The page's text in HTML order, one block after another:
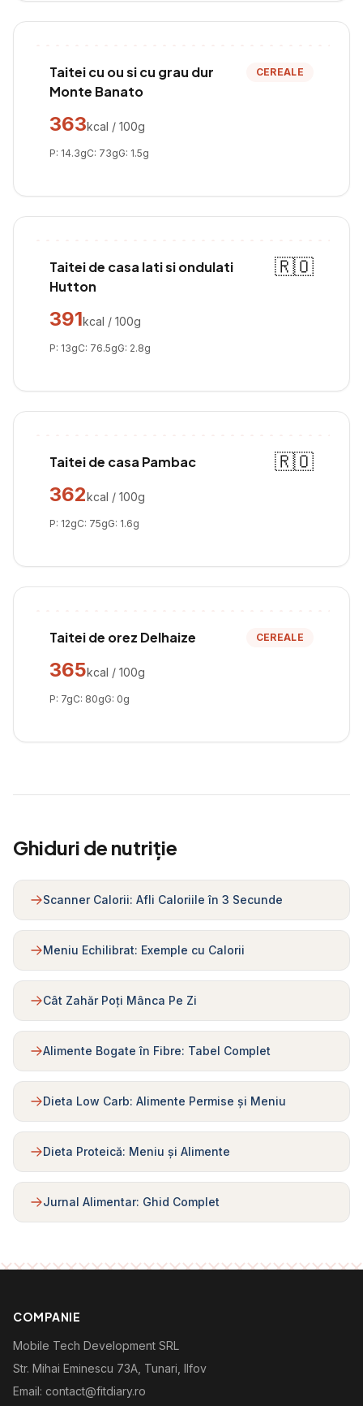
Taitei cu ou si cu grau dur
Monte Banato
CEREALE
363kcal / 100g
P: 14.3gC: 73gG: 1.5g
Taitei de casa lati si ondulati
Hutton
🇷🇴
391kcal / 100g
P: 13gC: 76.5gG: 2.8g
Taitei de casa Pambac
🇷🇴
362kcal / 100g
P: 12gC: 75gG: 1.6g
Taitei de orez Delhaize CEREALE
365kcal / 100g
P: 7gC: 80gG: 0g
Ghiduri de nutriție
Scanner Calorii: Afli Caloriile în 3 Secunde
Meniu Echilibrat: Exemple cu Calorii
Cât Zahăr Poți Mânca Pe Zi
Alimente Bogate în Fibre: Tabel Complet
Dieta Low Carb: Alimente Permise și Meniu
Dieta Proteică: Meniu și Alimente
Jurnal Alimentar: Ghid Complet
COMPANIE
Mobile Tech Development SRL
Str. Mihai Eminescu 73A, Tunari, Ilfov
Email: contact@fitdiary.ro